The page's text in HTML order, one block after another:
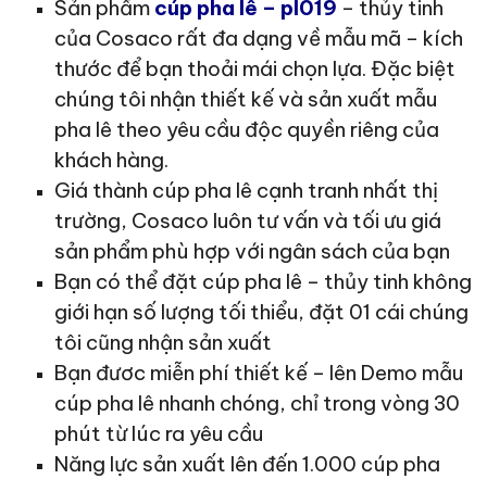
Sản phẩm cúp pha lê – pl019 – thủy tinh
của Cosaco rất đa dạng về mẫu mã – kích
thước để bạn thoải mái chọn lựa. Đặc biệt
chúng tôi nhận thiết kế và sản xuất mẫu
pha lê theo yêu cầu độc quyền riêng của
khách hàng.
Giá thành cúp pha lê cạnh tranh nhất thị
trường, Cosaco luôn tư vấn và tối ưu giá
sản phẩm phù hợp với ngân sách của bạn
Bạn có thể đặt cúp pha lê – thủy tinh không
giới hạn số lượng tối thiểu, đặt 01 cái chúng
tôi cũng nhận sản xuất
Bạn đươc miễn phí thiết kế – lên Demo mẫu
cúp pha lê nhanh chóng, chỉ trong vòng 30
phút từ lúc ra yêu cầu
Năng lực sản xuất lên đến 1.000 cúp pha